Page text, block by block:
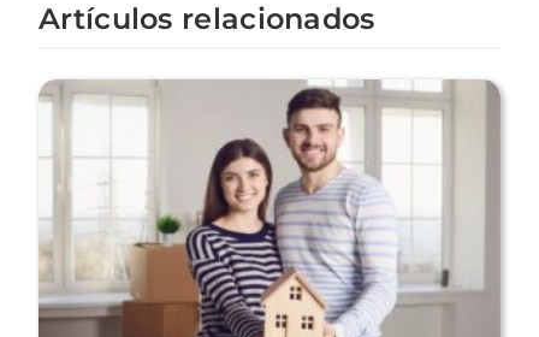
Artículos relacionados